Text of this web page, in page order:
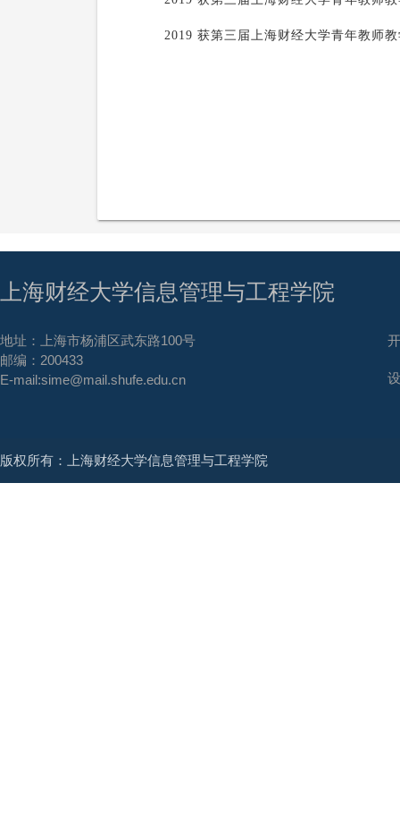
2019 获第三届 上海财经大学青年教师
上海财经大学信息管理与工程学院
地址：上海市杨浦区武东路100号
邮编：200433
E-mail:sime@mail.shufe.edu.cn
版权所有：上海财经大学信息管理与工程学院